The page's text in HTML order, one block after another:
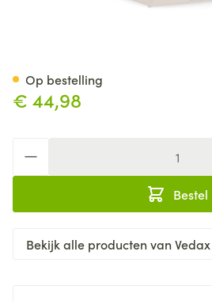
€ 44,98
Bestel
Op bestelling
Bekijk alle producten van Vedax